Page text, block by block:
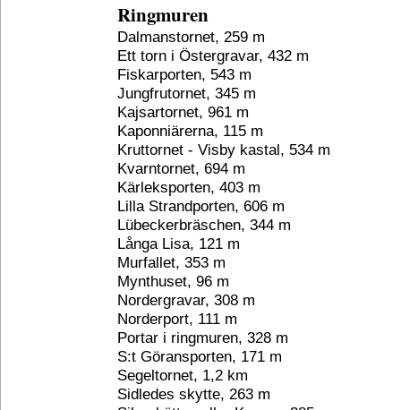
Ringmuren
Dalmanstornet, 259 m
Ett torn i Östergravar, 432 m
Fiskarporten, 543 m
Jungfrutornet, 345 m
Kajsartornet, 961 m
Kaponniärerna, 115 m
Kruttornet - Visby kastal, 534 m
Kvarntornet, 694 m
Kärleksporten, 403 m
Lilla Strandporten, 606 m
Lübeckerbräschen, 344 m
Långa Lisa, 121 m
Murfallet, 353 m
Mynthuset, 96 m
Nordergravar, 308 m
Norderport, 111 m
Portar i ringmuren, 328 m
S:t Göransporten, 171 m
Segeltornet, 1,2 km
Sidledes skytte, 263 m